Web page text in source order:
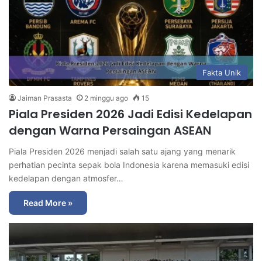
Fakta Unik
Jaiman Prasasta 2 minggu ago 15
Piala Presiden 2026 Jadi Edisi Kedelapan
dengan Warna Persaingan ASEAN
Piala Presiden 2026 menjadi salah satu ajang yang menarik
perhatian pecinta sepak bola Indonesia karena memasuki edisi
kedelapan dengan atmosfer…
Read More »